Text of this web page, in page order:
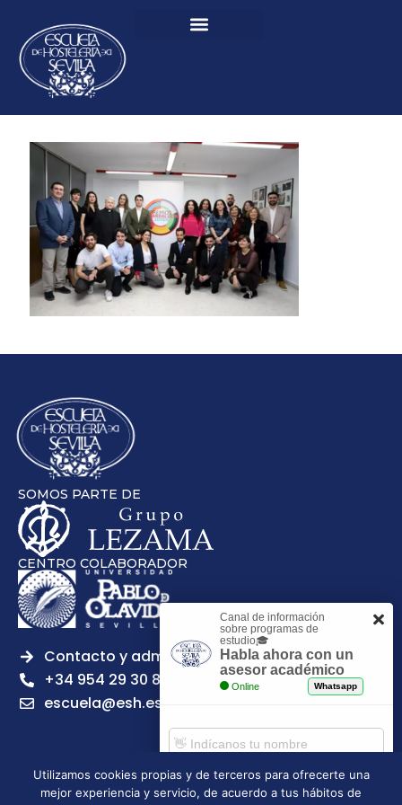
SOMOS PARTE DE
CENTRO COLABORADOR
Contacto y admisiones
+34 954 29 30 81
escuela@esh.es
Aviso legal Política de Privacidad Política de Cookies
Utilizamos cookies propias y de terceros para ofrecerte una
mejor experiencia y servicio, de acuerdo a tus hábitos de
Canal de información
sobre programas de
estudio🎓
Habla ahora con un
asesor académico
Online Whatsapp